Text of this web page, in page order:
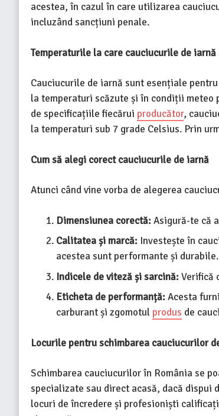
acestea, în cazul în care utilizarea
incluzând sancțiuni penale.
Temperaturile la care cauciucurile de
Cauciucurile de iarnă sunt esențiale
la temperaturi scăzute și în condiții meteo
de specificațiile fiecărui producător,
la temperaturi sub 7 grade Celsius. Prin
Cum să alegi corect cauciucurile de iarnă
Atunci când vine vorba de alegerea
Dimensiunea corectă:Asigură-te că
Calitatea și marcă:Investește în
acestea sunt performante și durabile.
Indicele de viteză și sarcină:Verifică
Eticheta de performanță:Acesta
carburant și zgomotul produs de
Locurile pentru schimbarea cauciucurilor
Schimbarea cauciucurilor în România se
specializate sau direct acasă, dacă dispui
locuri de încredere și profesioniști